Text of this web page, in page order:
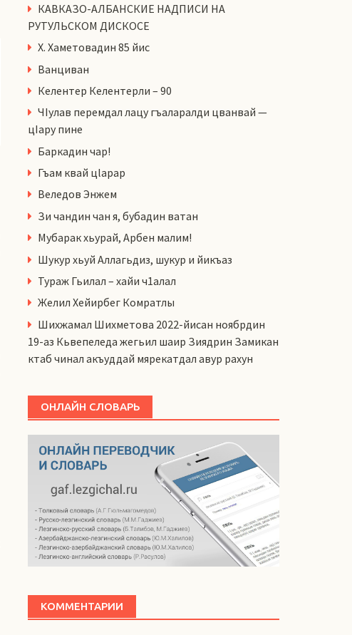
КАВКАЗО-АЛБАНСКИЕ НАДПИСИ НА
РУТУЛЬСКОМ ДИСКОСЕ
Х. Хаметовадин 85 йис
Ванциван
Келентер Келентерли – 90
ЧIулав перемдал лацу гъаларалди цванвай —
цIару пине
Баркадин чар!
Гъам квай цlарар
Веледов Энжем
Зи чандин чан я, бубадин ватан
Мубарак хьурай, Арбен малим!
Шукур хьуй Аллагьдиз, шукур и йикъаз
Тураж Гьилал – хайи ч1алал
Желил Хейирбег Комратлы
Шихжамал Шихметова 2022-йисан ноябрдин
19-аз Кьвепеледа жегьил шаир Зиядрин Замикан
ктаб чинал акъуддай мярекатдал авур рахун
ОНЛАЙН СЛОВАРЬ
КОММЕНТАРИИ